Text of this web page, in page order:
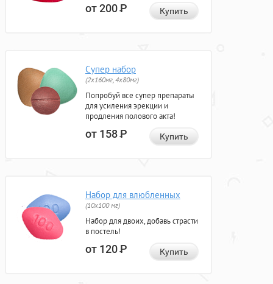
от 200Р Купить
Супер набор
(2х160мг, 4х80мг)
Попробуй все супер препараты
для усиления эрекции и
продления полового акта!
от 158Р Купить
Набор для влюбленных
(10х100 мг)
Набор для двоих, добавь страсти
в постель!
от 120Р Купить